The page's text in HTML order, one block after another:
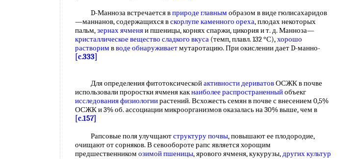
D-Манноза встречается вприроде главным образом в виде гюлисахаридов
—маннанов, содержащихся вскорлупе каменного ореха, плодах некоторых
пальм,зернах ячменяи пшеницы, корнях спаржи, цикория и т. д. Манноза—
кристаллическое вещество сладкого вкуса (темп, плавл. 132 °С),хорошо
растворим вводе обнаруживаетмутаротацию. При окислении дает D-манно-
[c.333]
Для определения фитотоксическойактивности дериватовОСЖК в почве
использовали проростки ячменя какнаиболее распространенныйобъекг
исследования физиологиирастений. Всхожесть семян в почве с внесением 0,5%
ОСЖК и 3% об. ассоциации микроорганизмов оказалась на 30% выше, чем в
[c.157]
Рапсовые поля улучщаютструктуру почвы, повышают ее плодородие,
очищают от сорняков. В севообороте рапс является хорощим
предшественником озимой пшеницы, ярового ячменя, кукурузы,других культур